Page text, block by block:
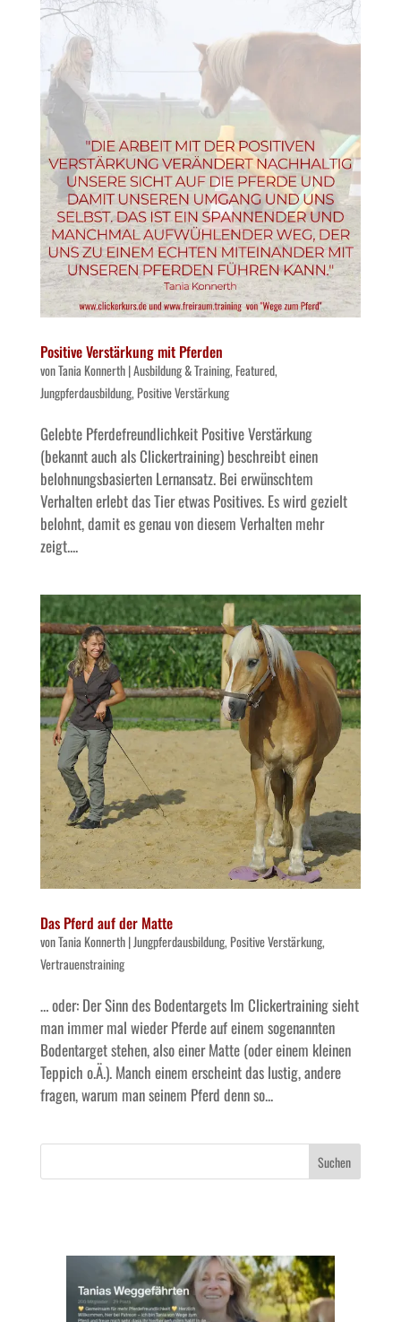
Positive Verstärkung mit Pferden
vonTania Konnerth|Ausbildung & Training, Featured,
Jungpferdausbildung, Positive Verstärkung
Gelebte Pferdefreundlichkeit Positive Verstärkung
(bekannt auch als Clickertraining) beschreibt einen
belohnungsbasierten Lernansatz. Bei erwünschtem
Verhalten erlebt das Tier etwas Positives. Es wird gezielt
belohnt, damit es genau von diesem Verhalten mehr
zeigt....
Das Pferd auf der Matte
vonTania Konnerth|Jungpferdausbildung, Positive Verstärkung,
Vertrauenstraining
… oder: Der Sinn des Bodentargets Im Clickertraining sieht
man immer mal wieder Pferde auf einem sogenannten
Bodentarget stehen, also einer Matte (oder einem kleinen
Teppich o.Ä.). Manch einem erscheint das lustig, andere
fragen, warum man seinem Pferd denn so...
Suchen